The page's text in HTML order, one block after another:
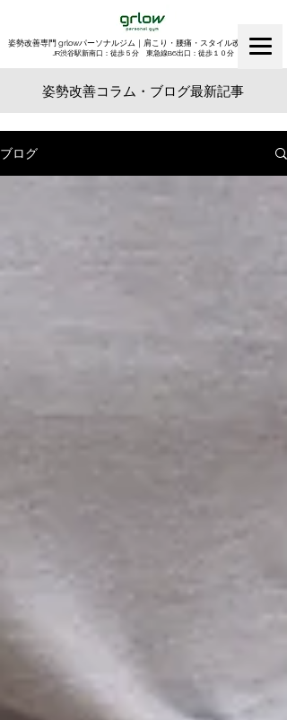
姿勢改善専門 grlowパーソナルジム｜肩こり・腰痛・スタイル改善｜渋谷
​JR渋谷駅新南口：徒歩５分 東急線B6出口：徒歩１０分
姿勢改善コラム・ブログ最新記事
ブログ